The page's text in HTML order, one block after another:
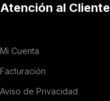
Atención al Cliente
Mi Cuenta
Facturación
Aviso de Privacidad